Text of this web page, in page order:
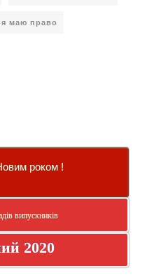
я маю право
роком !
випускників
2020